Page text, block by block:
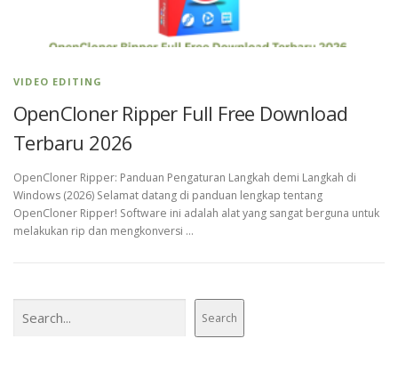
VIDEO EDITING
OpenCloner Ripper Full Free Download
Terbaru 2026
OpenCloner Ripper: Panduan Pengaturan Langkah demi Langkah di
Windows (2026) Selamat datang di panduan lengkap tentang
OpenCloner Ripper! Software ini adalah alat yang sangat berguna untuk
melakukan rip dan mengkonversi …
Search